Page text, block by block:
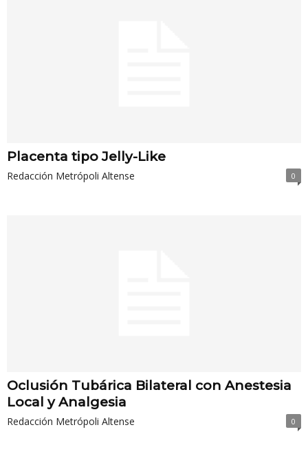
Placenta tipo Jelly-Like
Redacción Metrópoli Altense 0
Oclusión Tubárica Bilateral con Anestesia
Local y Analgesia
Redacción Metrópoli Altense 0